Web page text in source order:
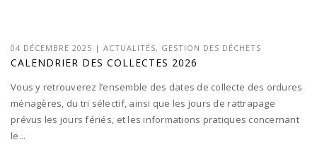
04 DÉCEMBRE 2025 | ACTUALITÉS, GESTION DES DÉCHETS
CALENDRIER DES COLLECTES 2026
Vous y retrouverez l’ensemble des dates de collecte des ordures
ménagères, du tri sélectif, ainsi que les jours de rattrapage
prévus les jours fériés, et les informations pratiques concernant
le...